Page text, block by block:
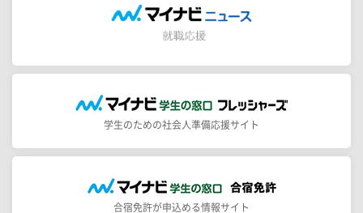
学生のための社会人準備応援サイト
合宿免許が申込める情報サイト